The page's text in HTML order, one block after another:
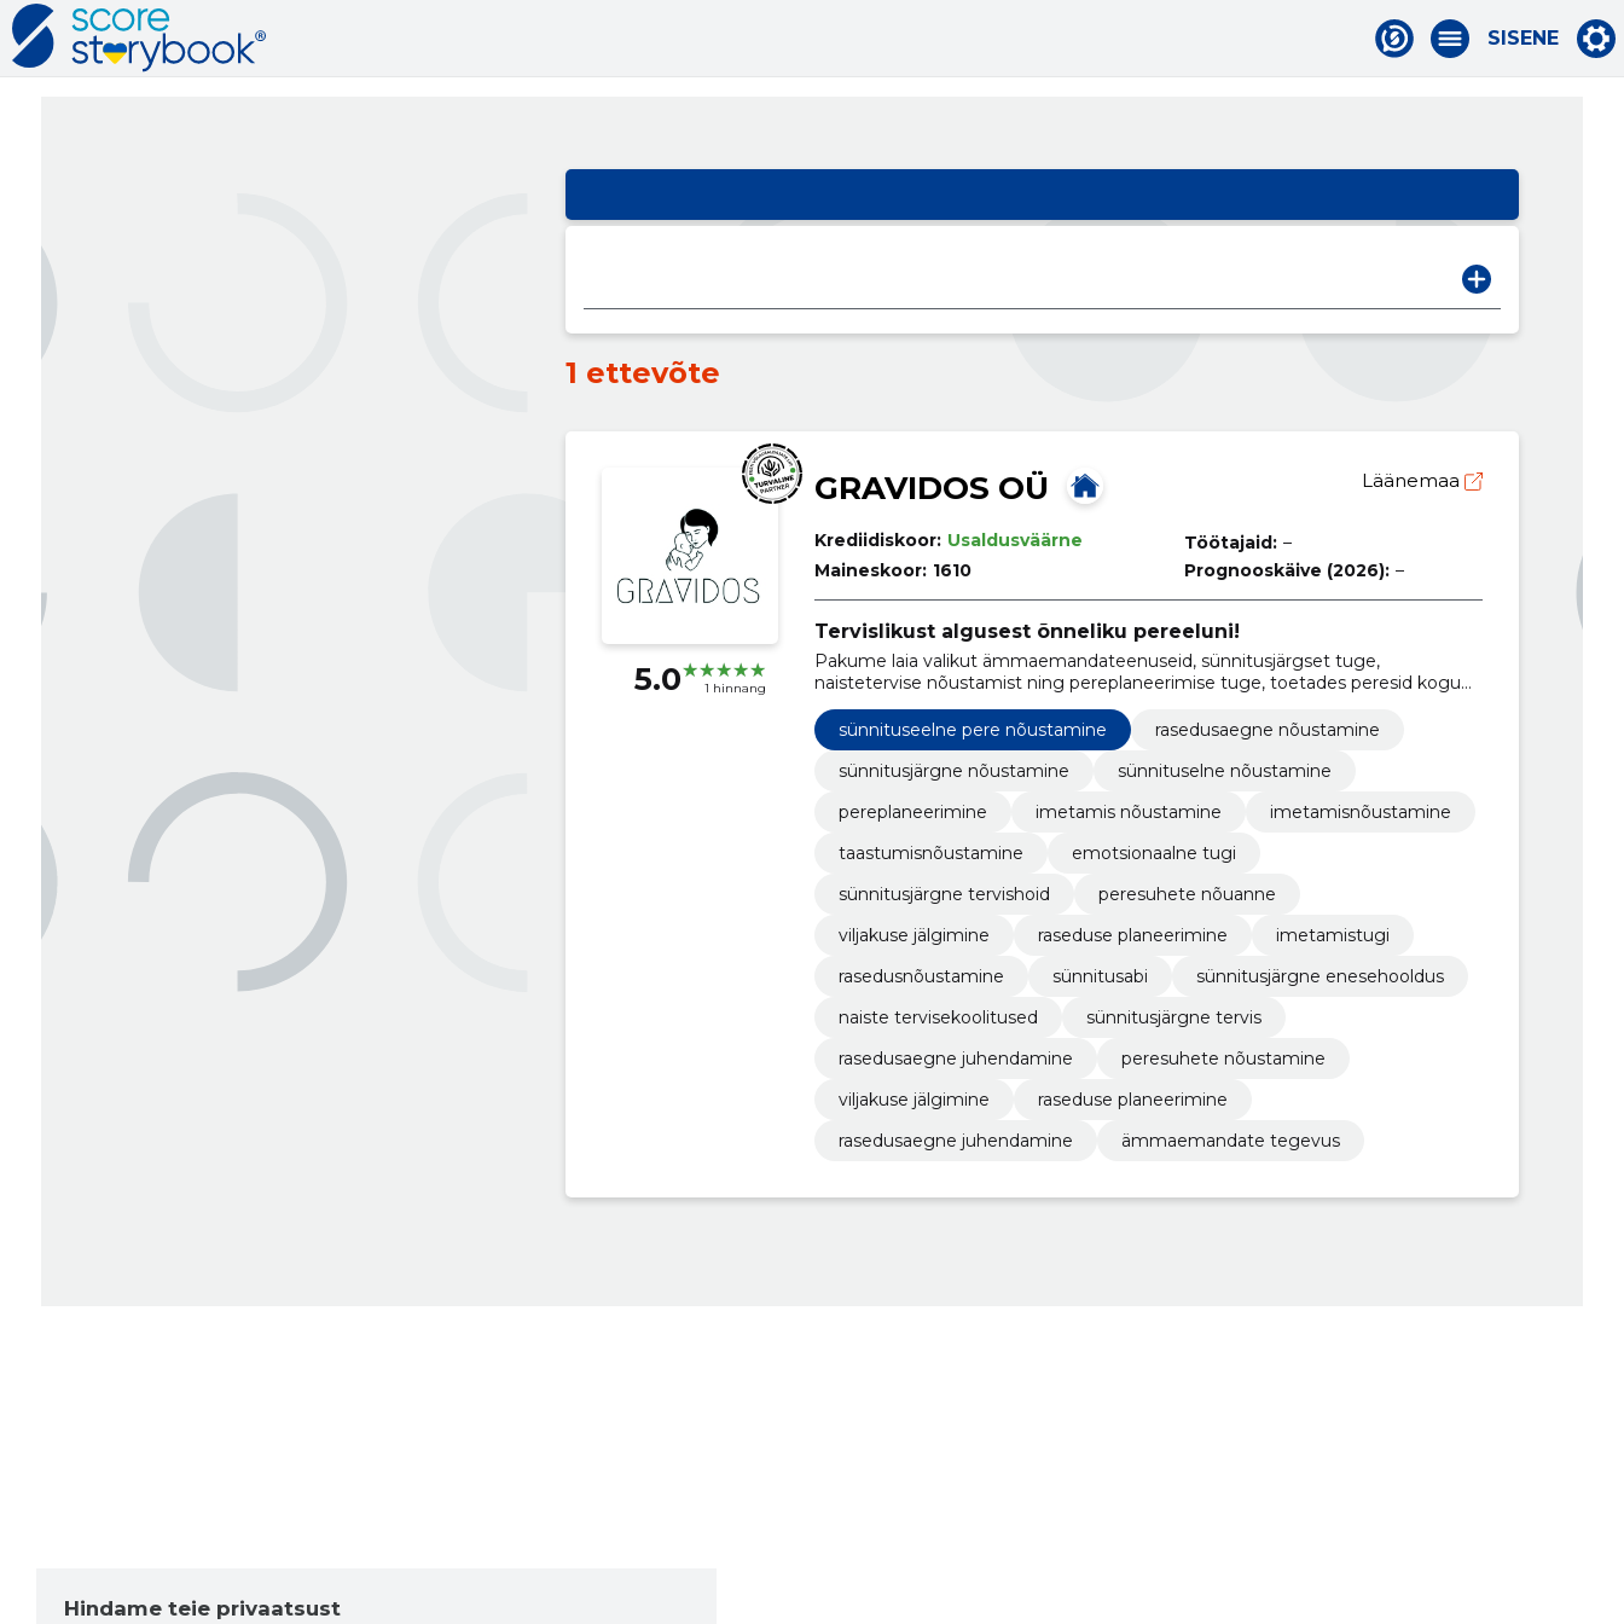
SISENE
1 ettevõte
5.0 1 hinnang
GRAVIDOS OÜ Läänemaa
Krediidiskoor: Usaldusväärne
Maineskoor: 1610
Töötajaid: –
Prognooskäive (2026): –
Tervislikust algusest õnneliku pereeluni!
Pakume laia valikut ämmaemandateenuseid, sünnitusjärgset tuge,
naistetervise nõustamist ning pereplaneerimise tuge, toetades peresid kogu
raseduse ja perioodi vältel.
sünnituseelne pere nõustamine
rasedusaegne nõustamine
sünnitusjärgne nõustamine
sünnituselne nõustamine
pereplaneerimine
imetamis nõustamine
imetamisnõustamine
taastumisnõustamine
emotsionaalne tugi
sünnitusjärgne tervishoid
peresuhete nõuanne
viljakuse jälgimine
raseduse planeerimine
imetamistugi
rasedusnõustamine
sünnitusabi
sünnitusjärgne enesehooldus
naiste tervisekoolitused
sünnitusjärgne tervis
rasedusaegne juhendamine
peresuhete nõustamine
viljakuse jälgimine
raseduse planeerimine
rasedusaegne juhendamine
ämmaemandate tegevus
Hindame teie privaatsust